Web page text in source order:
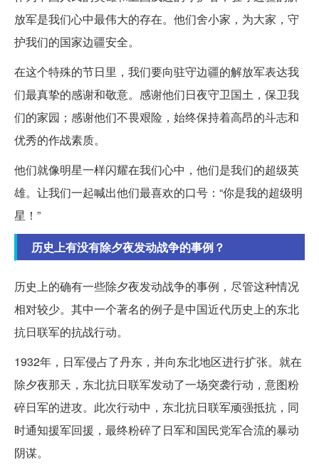
放军是我们心中最伟大的存在。他们舍小家，为大家，守
护我们的国家边疆安全。
在这个特殊的节日里，我们要向驻守边疆的解放军表达我
们最真挚的感谢和敬意。感谢他们日夜守卫国土，保卫我
们的家园；感谢他们不畏艰险，始终保持着高昂的斗志和
优秀的作战素质。
他们就像明星一样闪耀在我们心中，他们是我们的超级英
雄。让我们一起喊出他们最喜欢的口号：“你是我的超级明
星！”
历史上有没有除夕夜发动战争的事例？
历史上的确有一些除夕夜发动战争的事例，尽管这种情况
相对较少。其中一个著名的例子是中国近代历史上的东北
抗日联军的抗战行动。
1932年，日军侵占了丹东，并向东北地区进行扩张。就在
除夕夜那天，东北抗日联军发动了一场突袭行动，意图粉
碎日军的进攻。此次行动中，东北抗日联军顽强抵抗，同
时通知援军回援，最终粉碎了日军和国民党军合流的暴动
阴谋。